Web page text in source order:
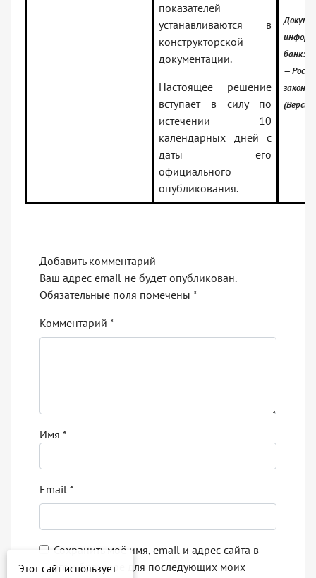
показателей
устанавливаются в
конструкторской
документации.
Настоящее решение
вступает в силу по
истечении 10
календарных дней с
даты его
официального
опубликования.
банк:
—
Добавить комментарий
Ваш адрес email не будет опубликован.
Обязательные поля помечены *
Комментарий *
Имя *
Email *
Сохранить моё имя, email и адрес сайта в
этом браузере для последующих моих
Этот сайт использует